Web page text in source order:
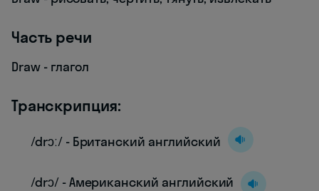
Часть речи
Draw - глагол
Транскрипция:
/drɔː/ - Британский английский
/drɔ/ - Американский английский